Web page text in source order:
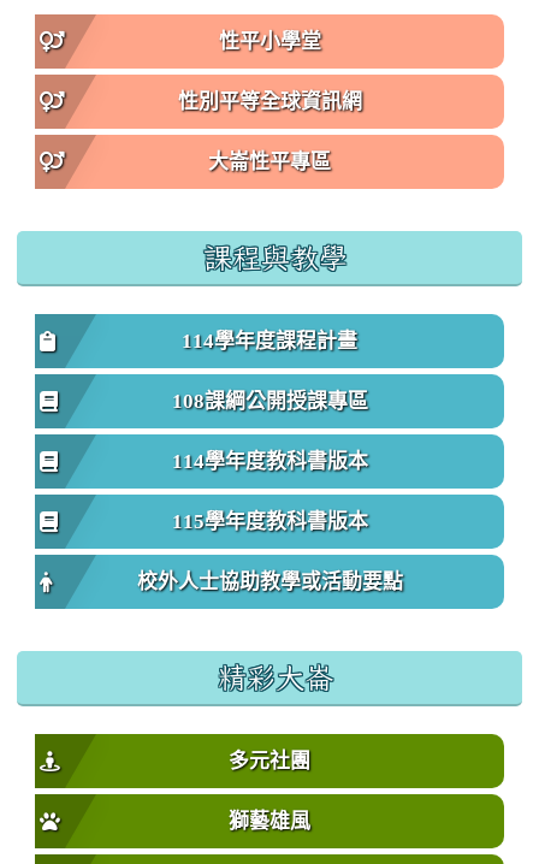
性平小學堂
性別平等全球資訊網
大崙性平專區
課程與教學
114學年度課程計畫
108課綱公開授課專區
114學年度教科書版本
115學年度教科書版本
校外人士協助教學或活動要點
精彩大崙
多元社團
獅藝雄風